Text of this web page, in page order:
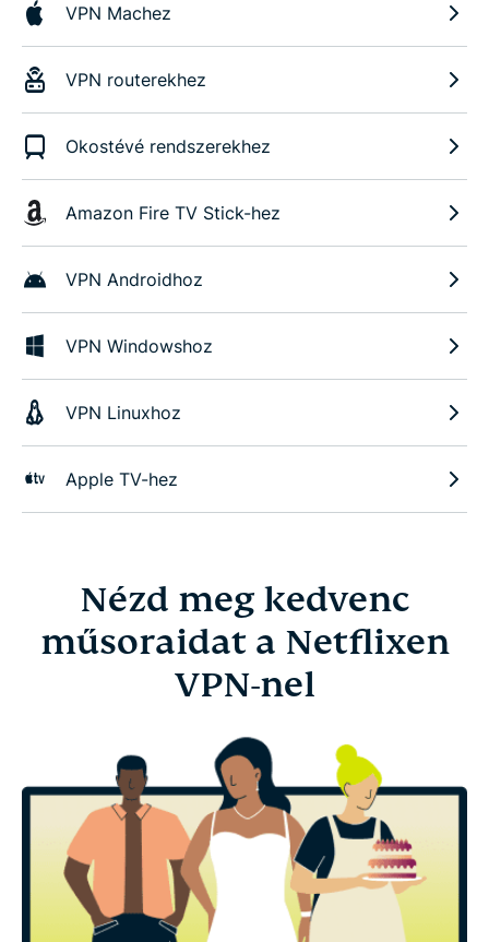
VPN Machez
VPN routerekhez
Okostévé rendszerekhez
Amazon Fire TV Stick-hez
VPN Androidhoz
VPN Windowshoz
VPN Linuxhoz
Apple TV-hez
Nézd meg kedvenc
műsoraidat a Netflixen
VPN-nel